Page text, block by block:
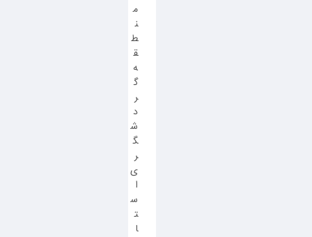
م
ن
ط
ق
ه
گ
ر
د
ش
گ
ر
ی
ا
س
ت
ا